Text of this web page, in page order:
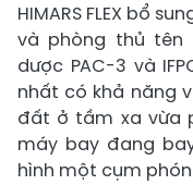
HIMARS FLEX bổ
và phòng thủ
dược PAC-3 và
nhất có khả năng
đất ở tầm xa vừa
máy bay đang
hình một cụm